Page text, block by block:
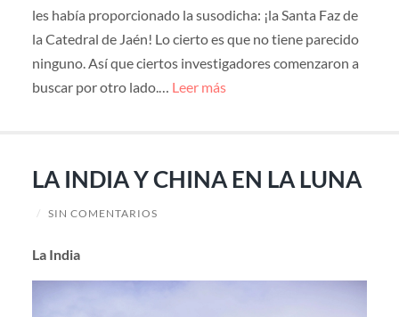
les había proporcionado la susodicha: ¡la Santa Faz de
la Catedral de Jaén! Lo cierto es que no tiene parecido
ninguno. Así que ciertos investigadores comenzaron a
buscar por otro lado.… Leer más
LA INDIA Y CHINA EN LA LUNA
/ SIN COMENTARIOS
La India